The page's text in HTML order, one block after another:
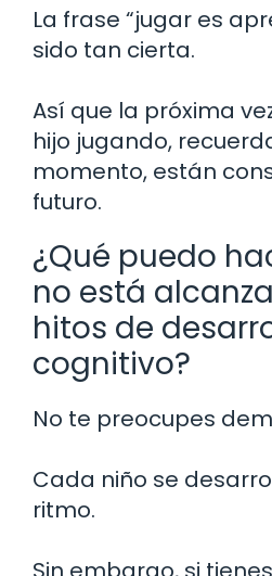
La frase “jugar es
sido tan cierta.
Así que la próxima
hijo jugando,
momento, están
futuro.
¿Qué puedo
no está
hitos de
cognitivo?
No te preocupes
Cada niño se
ritmo.